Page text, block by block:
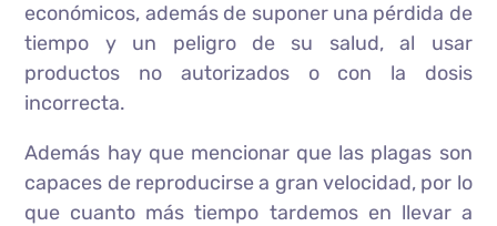
económicos, además de suponer una pérdida de
tiempo y un peligro de su salud, al usar
productos no autorizados o con la dosis
incorrecta.
Además hay que mencionar que las plagas son
capaces de reproducirse a gran velocidad, por lo
que cuanto más tiempo tardemos en llevar a